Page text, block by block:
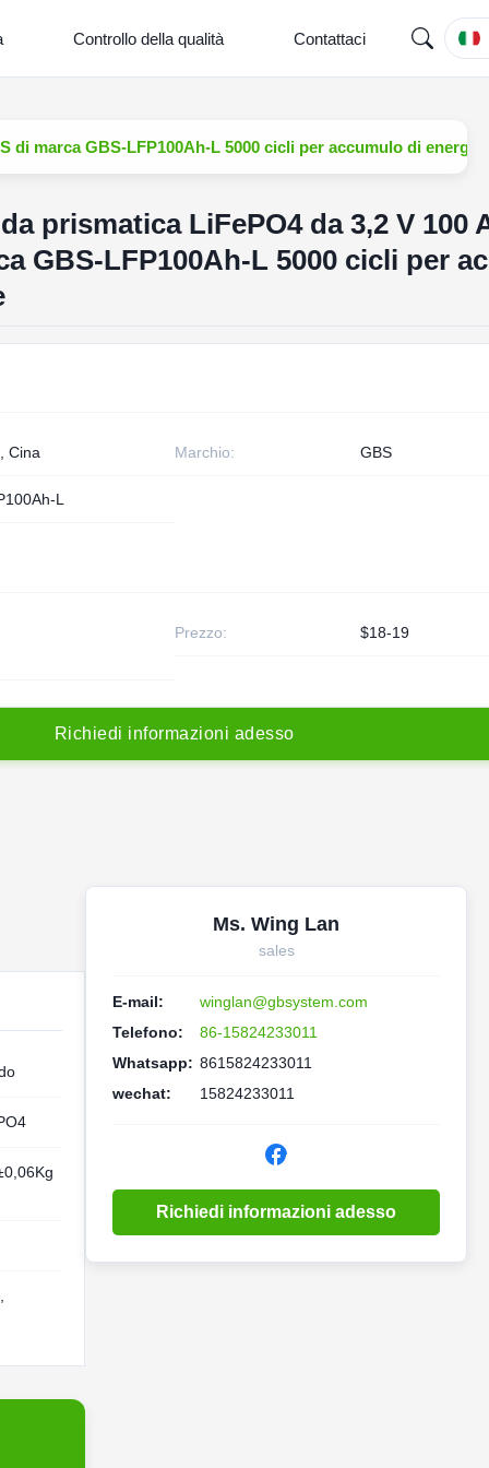
Controllo della qualità Contattaci
marca GBS-LFP100Ah-L 5000 cicli per accumulo di energia
prismatica LiFePO4 da 3,2 V 100
GBS-LFP100Ah-L 5000 cicli per
Cina Marchio: GBS
L
Prezzo: $18-19
Richiedi informazioni adesso
Ms. Wing Lan
sales
E-mail:
winglan@gbsystem.com
Telefono:
86-15824233011
Whatsapp: 8615824233011
wechat:
15824233011
Richiedi informazioni adesso